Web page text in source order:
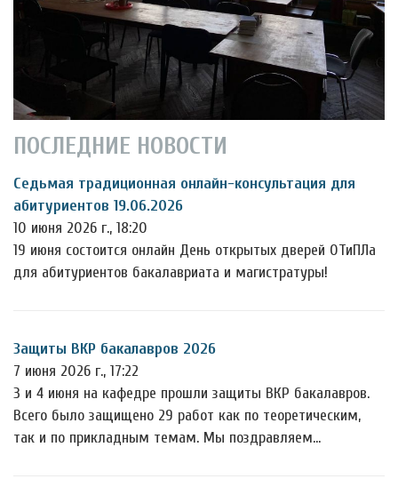
ПОСЛЕДНИЕ НОВОСТИ
Седьмая традиционная онлайн-консультация для
абитуриентов 19.06.2026
10 июня 2026 г., 18:20
19 июня состоится онлайн День открытых дверей ОТиПЛа
для абитуриентов бакалавриата и магистратуры!
Защиты ВКР бакалавров 2026
7 июня 2026 г., 17:22
3 и 4 июня на кафедре прошли защиты ВКР бакалавров.
Всего было защищено 29 работ как по теоретическим,
так и по прикладным темам. Мы поздравляем…